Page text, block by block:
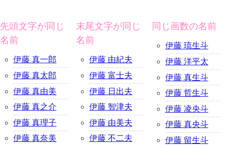
先頭文字が同じ
名前
伊藤 真一郎
伊藤 真太郎
伊藤 真由美
伊藤 真之介
伊藤 真理子
伊藤 真奈美
末尾文字が同じ
名前
伊藤 由紀夫
伊藤 富士夫
伊藤 日出夫
伊藤 智津夫
伊藤 由美夫
伊藤 不二夫
同じ画数の名前
伊藤 琉生斗
伊藤 洋平太
伊藤 真生斗
伊藤 哲生斗
伊藤 凌央斗
伊藤 真央斗
伊藤 留生斗